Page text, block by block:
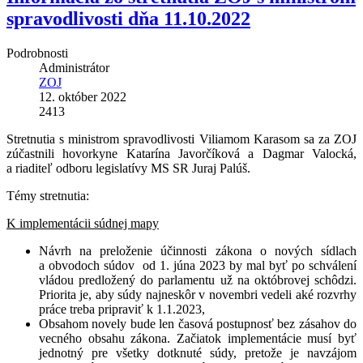
spravodlivosti dňa 11.10.2022
Podrobnosti
Administrátor
ZOJ
12. október 2022
2413
Stretnutia s ministrom spravodlivosti Viliamom Karasom sa za ZOJ
zúčastnili hovorkyne Katarína Javorčíková a Dagmar Valocká,
a riaditeľ odboru legislatívy MS SR Juraj Palúš.
Témy stretnutia:
K implementácii súdnej mapy
Návrh na preloženie účinnosti zákona o nových sídlach
a obvodoch súdov od 1. júna 2023 by mal byť po schválení
vládou predložený do parlamentu už na októbrovej schôdzi.
Priorita je, aby súdy najneskôr v novembri vedeli aké rozvrhy
práce treba pripraviť k 1.1.2023,
Obsahom novely bude len časová postupnosť bez zásahov do
vecného obsahu zákona. Začiatok implementácie musí byť
jednotný pre všetky dotknuté súdy, pretože je navzájom